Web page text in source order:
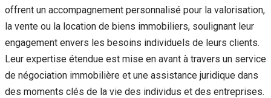
offrent un accompagnement personnalisé pour la valorisation,
la vente ou la location de biens immobiliers, soulignant leur
engagement envers les besoins individuels de leurs clients.
Leur expertise étendue est mise en avant à travers un service
de négociation immobilière et une assistance juridique dans
des moments clés de la vie des individus et des entreprises.